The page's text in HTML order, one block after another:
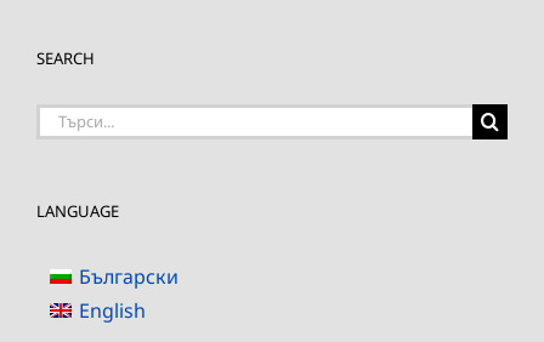
SEARCH
Търсене
LANGUAGE
Български
English